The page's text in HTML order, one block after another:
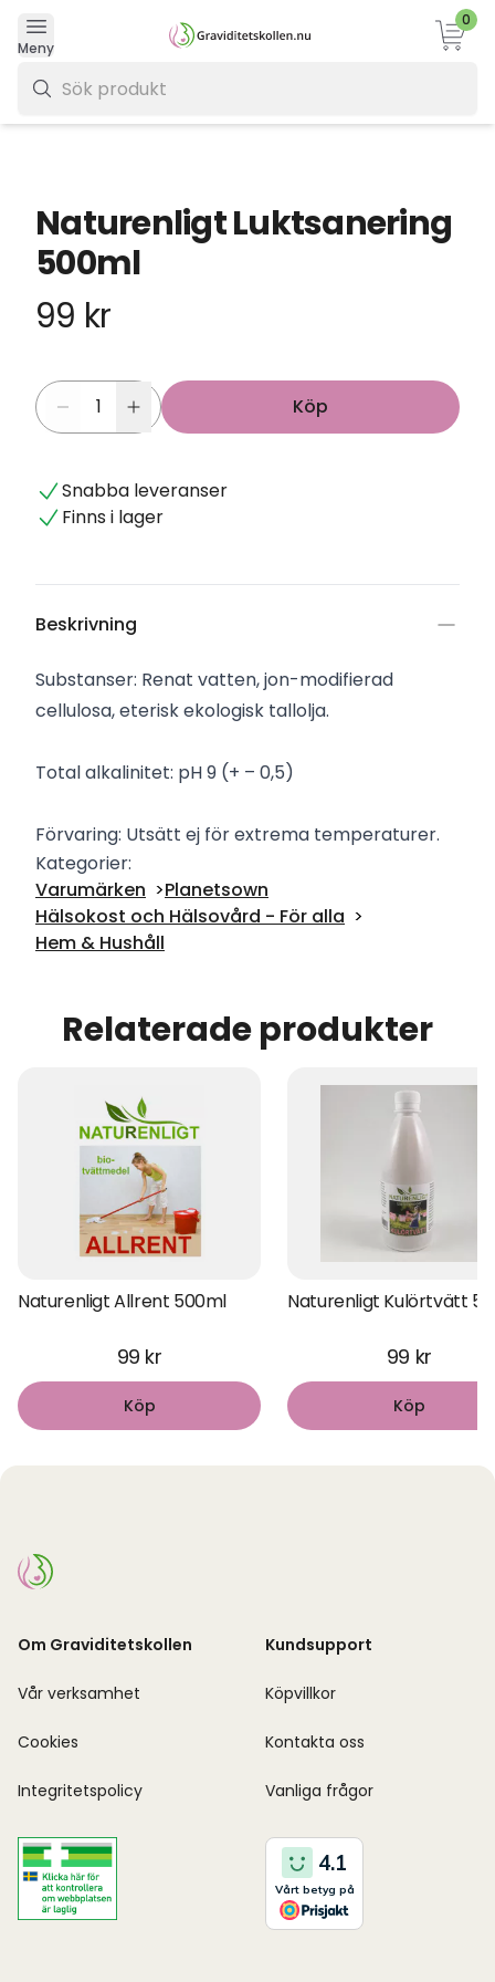
Meny
0
Naturenligt Luktsanering
500ml
99 kr
Köp
Snabba leveranser
Finns i lager
Beskrivning
Substanser: Renat vatten, jon-modifierad
cellulosa, eterisk ekologisk tallolja.
Total alkalinitet: pH 9 (+ – 0,5)
Förvaring: Utsätt ej för extrema temperaturer.
Kategorier:
Varumärken
Planetsown
Hälsokost och Hälsovård - För alla
Hem & Hushåll
Relaterade produkter
Naturenligt Allrent 500ml
99 kr
Köp
Naturenligt Kulörtvätt
99 kr
Köp
Om Graviditetskollen
Vår verksamhet
Cookies
Integritetspolicy
Kundsupport
Köpvillkor
Kontakta oss
Vanliga frågor